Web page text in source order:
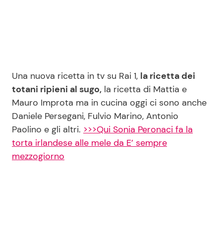
Redazione
Contattaci
Privacy Policy
Una nuova ricetta in tv su Rai 1, la ricetta dei
totani ripieni al sugo, la ricetta di Mattia e
Mauro Improta ma in cucina oggi ci sono anche
Daniele Persegani, Fulvio Marino, Antonio
Paolino e gli altri. >>>Qui Sonia Peronaci fa la
torta irlandese alle mele da E’ sempre
mezzogiorno